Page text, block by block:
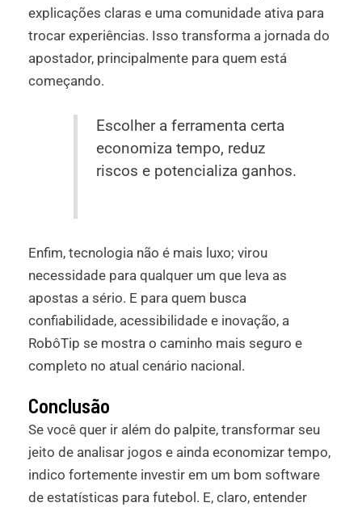
explicações claras e uma comunidade ativa para
trocar experiências. Isso transforma a jornada do
apostador, principalmente para quem está
começando.
Escolher a ferramenta certa
economiza tempo, reduz
riscos e potencializa ganhos.
Enfim, tecnologia não é mais luxo; virou
necessidade para qualquer um que leva as
apostas a sério. E para quem busca
confiabilidade, acessibilidade e inovação, a
RobôTip se mostra o caminho mais seguro e
completo no atual cenário nacional.
Conclusão
Se você quer ir além do palpite, transformar seu
jeito de analisar jogos e ainda economizar tempo,
indico fortemente investir em um bom software
de estatísticas para futebol. E, claro, entender